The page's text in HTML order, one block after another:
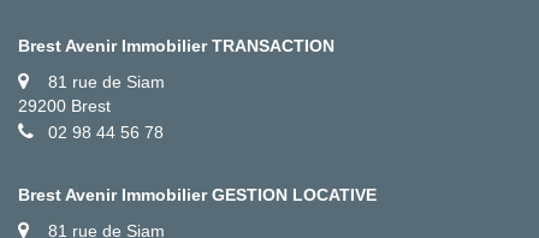
Brest Avenir Immobilier TRANSACTION
81 rue de Siam
29200 Brest
02 98 44 56 78
Brest Avenir Immobilier GESTION LOCATIVE
81 rue de Siam